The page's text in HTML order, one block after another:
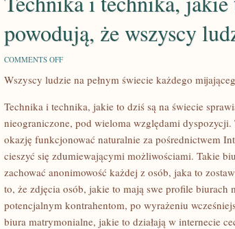
powodują, że wszyscy
COMMENTS OFFON
I
TO
DZIŚ
SĄ
NA
ŚWIECIE
POWODUJĄ,
ŻE
LUDZIE
MAJĄ
Wszyscy ludzie na pełnym świecie każdego
Technika i technika, jakie to dziś są na świecie
nieograniczone, pod wieloma względami
okazję funkcjonować naturalnie za pośrednictwem
cieszyć się zdumiewającymi możliwościami. Takie
zachować anonimowość każdej z osób, jaka to
to, że zdjęcia osób, jakie to mają swe profile biurach
potencjalnym kontrahentom, po wyrażeniu
biura matrymonialne, jakie to działają w internecie